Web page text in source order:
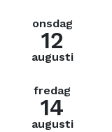
onsdag
12
augusti
fredag
14
augusti